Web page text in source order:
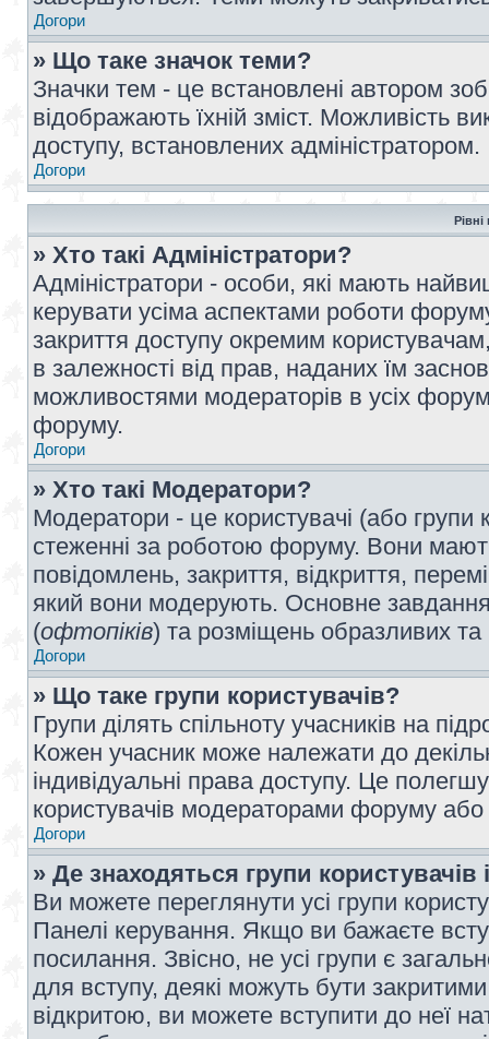
Догори
» Що таке значок теми?
Значки тем - це встановлені автором
відображають їхній зміст. Можливість
доступу, встановлених адміністратором.
Догори
Рівні
» Хто такі Адміністратори?
Адміністратори - особи, які мають
керувати усіма аспектами роботи
закриття доступу окремим
в залежності від прав, наданих їм
можливостями модераторів в усіх
форуму.
Догори
» Хто такі Модератори?
Модератори - це користувачі (або
стеженні за роботою форуму. Вони
повідомлень, закриття, відкриття,
який вони модерують. Основне
(офтопіків) та розміщень образливих
Догори
» Що таке групи користувачів?
Групи ділять спільноту учасників на
Кожен учасник може належати до
індивідуальні права доступу. Це
користувачів модераторами форуму
Догори
» Де знаходяться групи користувачів
Ви можете переглянути усі групи
Панелі керування. Якщо ви бажаєте
посилання. Звісно, не усі групи є
для вступу, деякі можуть бути
відкритою, ви можете вступити до неї